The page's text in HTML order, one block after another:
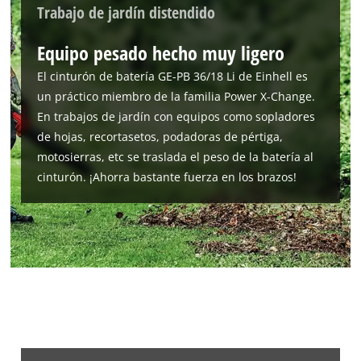
Trabajo de jardín distendido
Equipo pesado hecho muy ligero
El cinturón de batería GE-PB 36/18 Li de Einhell es
un práctico miembro de la familia Power X-Change.
En trabajos de jardín con equipos como sopladores
de hojas, recortasetos, podadoras de pértiga,
motosierras, etc se traslada el peso de la batería al
cinturón. ¡Ahorra bastante fuerza en los brazos!